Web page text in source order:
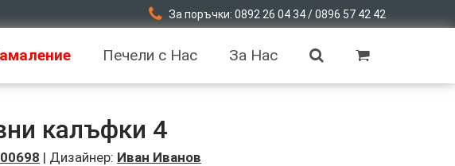
За поръчки: 0892 26 04 34 / 0896 57 42 42
Печели с Нас За Нас
калъфки 4
| Дизайнер: Иван Иванов